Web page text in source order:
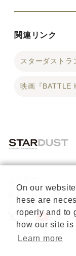
関連リンク
スターダストラ
映画『BATTLE
プライバシーポリ
お問い合わせ
About Us
公式X
公式
On our
hese are
roperly and to
how our site is
Learn more